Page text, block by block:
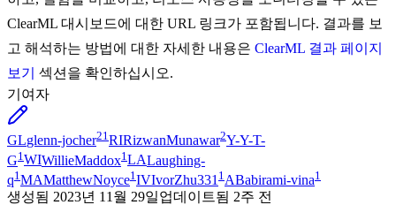
ClearML 대시보드에 대한 URL 링크가 포함됩니다. 결과를 보
고 해석하는 방법에 대한 자세한 내용은 ClearML 결과 페이지
보기
섹션을 확인하십시오.
기여자
GLglenn-jocher21 RIRizwanMunawar2Y-Y-T-
G1 WIWillieMaddox1 LALaughing-
q1 MAMatthewNoyce1 IVIvorZhu331 1 ABabirami-vina1
생성됨 2023년 11월 29일업데이트됨 2주 전